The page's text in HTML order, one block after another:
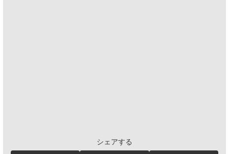
シェアする